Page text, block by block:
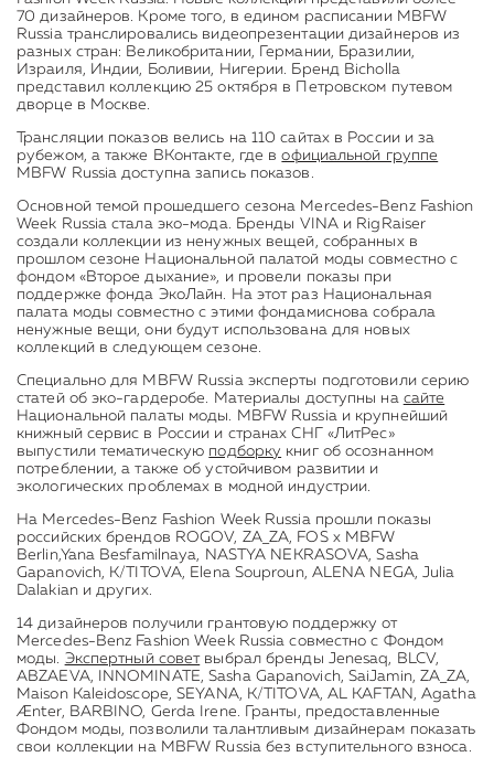
70 дизайнеров. Кроме того, в едином расписании MBFW
Russia транслировались видеопрезентации дизайнеров из
разных стран: Великобритании, Германии, Бразилии,
Израиля, Индии, Боливии, Нигерии. Бренд Bicholla
представил коллекцию 25 октября в Петровском путевом
дворце в Москве.
Трансляции показов велись на 110 сайтах в России и за
рубежом, а также ВКонтакте, где вофициальной группе
MBFW Russia доступна запись показов.
Основной темой прошедшего сезона Mercedes-Benz Fashion
Week Russia стала эко-мода. Бренды VINA и RigRaiser
создали коллекции из ненужных вещей, собранных в
прошлом сезоне Национальной палатой моды совместно с
фондом «Второе дыхание», и провели показы при
поддержке фонда ЭкоЛайн. На этот раз Национальная
палата моды совместно с этими фондамиснова собрала
ненужные вещи, они будут использована для новых
коллекций в следующем сезоне.
Специально для MBFW Russia эксперты подготовили серию
статей об эко-гардеробе. Материалы доступны на сайте
Национальной палаты моды. MBFW Russia и крупнейший
книжный сервис в России и странах СНГ «ЛитРес»
выпустили тематическую подборку книг об осознанном
потреблении, а также об устойчивом развитии и
экологических проблемах в модной индустрии.
На Mercedes-Benz Fashion Week Russia прошли показы
российских брендов ROGOV, ZA_ZA, FOS x MBFW
Berlin,Yana Besfamilnaya, NASTYA NEKRASOVA, Sasha
Gapanovich, K/TITOVA, Elena Souproun, ALENA NEGA, Julia
Dalakian и других.
14 дизайнеров получили грантовую поддержку от
Mercedes-Benz Fashion Week Russia совместно с Фондом
моды. Экспертный советвыбрал бренды Jenesaq, BLCV,
ABZAEVA, INNOMINATE, Sasha Gapanovich, SaiJamin, ZA_ZA,
Maison Kaleidoscope, SEYANA, K/TITOVA, AL KAFTAN, Agatha
Ænter, BARBINO, Gerda Irene. Гранты, предоставленные
Фондом моды, позволили талантливым дизайнерам показать
свои коллекции на MBFW Russia без вступительного взноса.